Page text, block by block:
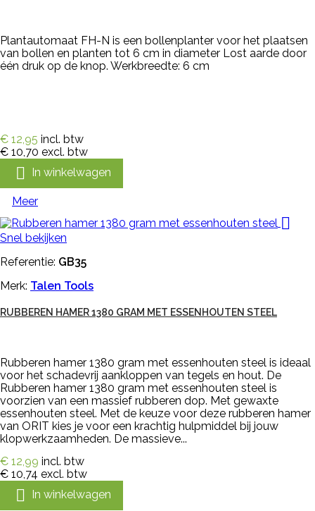
Plantautomaat FH-N is een bollenplanter voor het plaatsen
van bollen en planten tot 6 cm in diameter Lost aarde door
één druk op de knop. Werkbreedte: 6 cm
€ 12,95 incl. btw
€ 10,70 excl. btw
 In winkelwagen
Meer

Snel bekijken
Referentie: GB35
Merk: Talen Tools
RUBBEREN HAMER 1380 GRAM MET ESSENHOUTEN STEEL
Rubberen hamer 1380 gram met essenhouten steel is ideaal
voor het schadevrij aankloppen van tegels en hout. De
Rubberen hamer 1380 gram met essenhouten steel is
voorzien van een massief rubberen dop. Met gewaxte
essenhouten steel. Met de keuze voor deze rubberen hamer
van ORIT kies je voor een krachtig hulpmiddel bij jouw
klopwerkzaamheden. De massieve...
€ 12,99 incl. btw
€ 10,74 excl. btw
 In winkelwagen